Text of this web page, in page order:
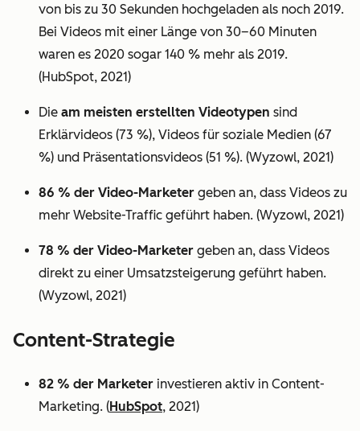
von bis zu 30 Sekunden hochgeladen als noch 2019.
Bei Videos mit einer Länge von 30–60 Minuten
waren es 2020 sogar 140 % mehr als 2019.
(HubSpot, 2021)
Die am meisten erstellten Videotypen sind
Erklärvideos (73 %), Videos für soziale Medien (67
%) und Präsentationsvideos (51 %). (Wyzowl, 2021)
86 % der Video-Marketer geben an, dass Videos zu
mehr Website-Traffic geführt haben. (Wyzowl, 2021)
78 % der Video-Marketer geben an, dass Videos
direkt zu einer Umsatzsteigerung geführt haben.
(Wyzowl, 2021)
Content-Strategie
82 % der Marketer investieren aktiv in Content-
Marketing. (HubSpot, 2021)